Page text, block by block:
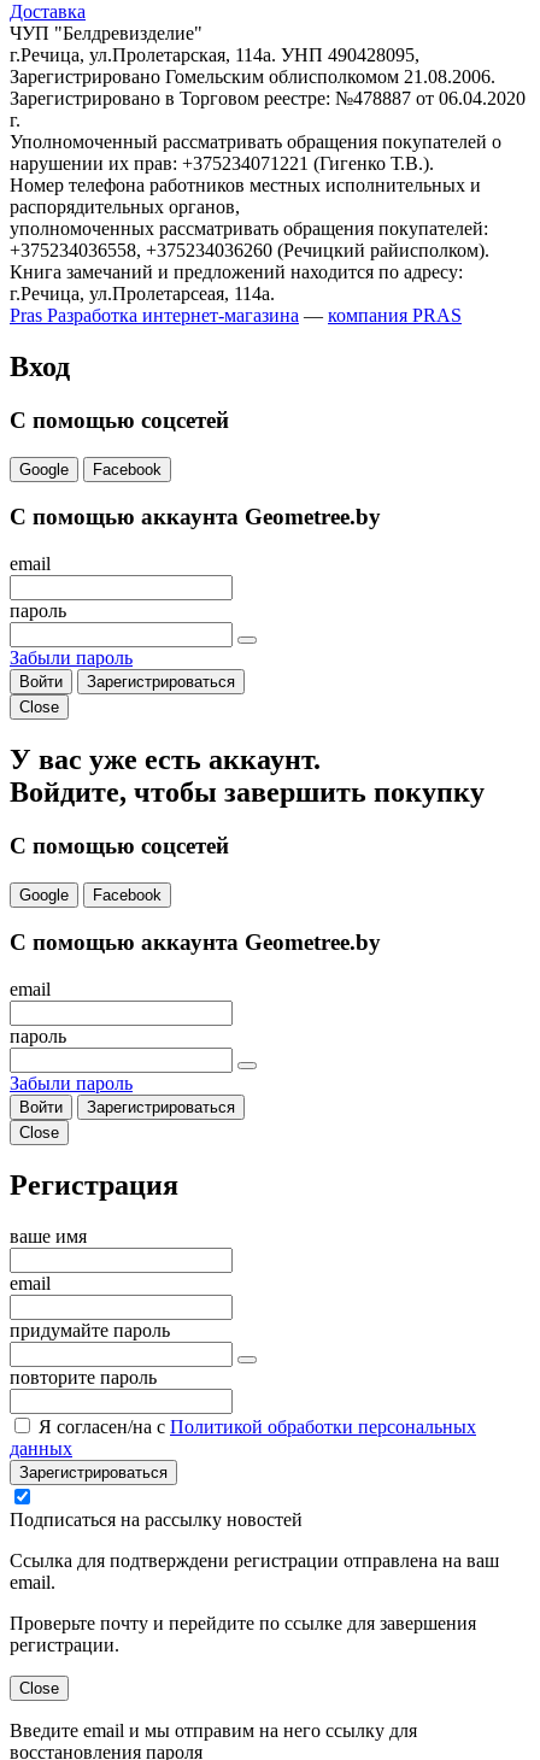
Доставка
ЧУП "Белдревизделие"
г.Речица, ул.Пролетарская, 114а. УНП 490428095,
Зарегистрировано Гомельским облисполкомом 21.08.2006.
Зарегистрировано в Торговом реестре: №478887 от 06.04.2020
г.
Уполномоченный рассматривать обращения покупателей о
нарушении их прав: +375234071221 (Гигенко Т.В.).
Номер телефона работников местных исполнительных и
распорядительных органов,
уполномоченных рассматривать обращения покупателей:
+375234036558, +375234036260 (Речицкий райисполком).
Книга замечаний и предложений находится по адресу:
г.Речица, ул.Пролетарсеая, 114а.
Pras Разработка интернет-магазина — компания PRAS
Вход
С помощью соцсетей
Google Facebook
С помощью аккаунта Geometree.by
email
пароль
Забыли пароль
Войти
Зарегистрироваться
Close
У вас уже есть аккаунт.
Войдите, чтобы завершить покупку
С помощью соцсетей
Google Facebook
С помощью аккаунта Geometree.by
email
пароль
Забыли пароль
Войти
Зарегистрироваться
Close
Регистрация
ваше имя
email
придумайте пароль
повторите пароль
Я согласен/на с Политикой обработки персональных
данных
Зарегистрироваться
Подписаться на рассылку новостей
Ссылка для подтверждени регистрации отправлена на ваш
email.
Проверьте почту и перейдите по ссылке для завершения
регистрации.
Close
Введите email и мы отправим на него ссылку для
восстановления пароля